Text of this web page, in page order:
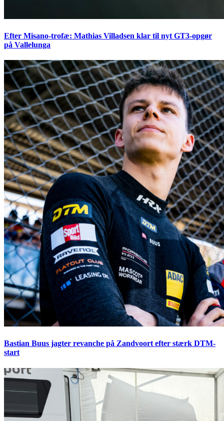
Efter Misano-trofæ: Mathias Villadsen klar til nyt GT3-opgør
på Vallelunga
Bastian Buus jagter revanche på Zandvoort efter stærk DTM-
start